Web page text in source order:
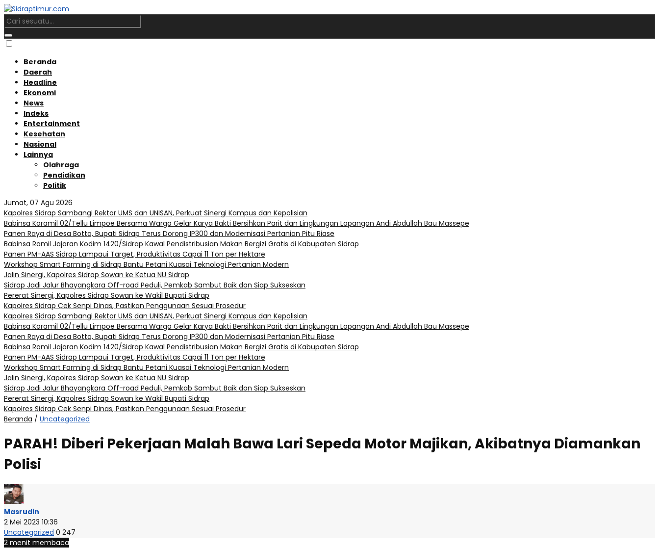
Beranda
Daerah
Headline
Ekonomi
News
Indeks
Entertainment
Kesehatan
Nasional
Lainnya
Olahraga
Pendidikan
Politik
Jumat, 07 Agu 2026
Kapolres Sidrap Sambangi Rektor UMS dan UNISAN, Perkuat Sinergi Kampus dan Kepolisian
Babinsa Koramil 02/Tellu Limpoe Bersama Warga Gelar Karya Bakti Bersihkan Parit dan Lingkungan Lapangan Andi Abdullah Bau Massepe
Panen Raya di Desa Botto, Bupati Sidrap Terus Dorong IP300 dan Modernisasi Pertanian Pitu Riase
Babinsa Ramil Jajaran Kodim 1420/Sidrap Kawal Pendistribusian Makan Bergizi Gratis di Kabupaten Sidrap
Panen PM-AAS Sidrap Lampaui Target, Produktivitas Capai 11 Ton per Hektare
Workshop Smart Farming di Sidrap Bantu Petani Kuasai Teknologi Pertanian Modern
Jalin Sinergi, Kapolres Sidrap Sowan ke Ketua NU Sidrap
Sidrap Jadi Jalur Bhayangkara Off-road Peduli, Pemkab Sambut Baik dan Siap Sukseskan
Pererat Sinergi, Kapolres Sidrap Sowan ke Wakil Bupati Sidrap
Kapolres Sidrap Cek Senpi Dinas, Pastikan Penggunaan Sesuai Prosedur
Kapolres Sidrap Sambangi Rektor UMS dan UNISAN, Perkuat Sinergi Kampus dan Kepolisian
Babinsa Koramil 02/Tellu Limpoe Bersama Warga Gelar Karya Bakti Bersihkan Parit dan Lingkungan Lapangan Andi Abdullah Bau Massepe
Panen Raya di Desa Botto, Bupati Sidrap Terus Dorong IP300 dan Modernisasi Pertanian Pitu Riase
Babinsa Ramil Jajaran Kodim 1420/Sidrap Kawal Pendistribusian Makan Bergizi Gratis di Kabupaten Sidrap
Panen PM-AAS Sidrap Lampaui Target, Produktivitas Capai 11 Ton per Hektare
Workshop Smart Farming di Sidrap Bantu Petani Kuasai Teknologi Pertanian Modern
Jalin Sinergi, Kapolres Sidrap Sowan ke Ketua NU Sidrap
Sidrap Jadi Jalur Bhayangkara Off-road Peduli, Pemkab Sambut Baik dan Siap Sukseskan
Pererat Sinergi, Kapolres Sidrap Sowan ke Wakil Bupati Sidrap
Kapolres Sidrap Cek Senpi Dinas, Pastikan Penggunaan Sesuai Prosedur
Beranda / Uncategorized
PARAH! Diberi Pekerjaan Malah Bawa Lari Sepeda Motor Majikan, Akibatnya Diamankan
Polisi
Masrudin
2 Mei 2023 10:36
Uncategorized 0 247
2 menit membaca